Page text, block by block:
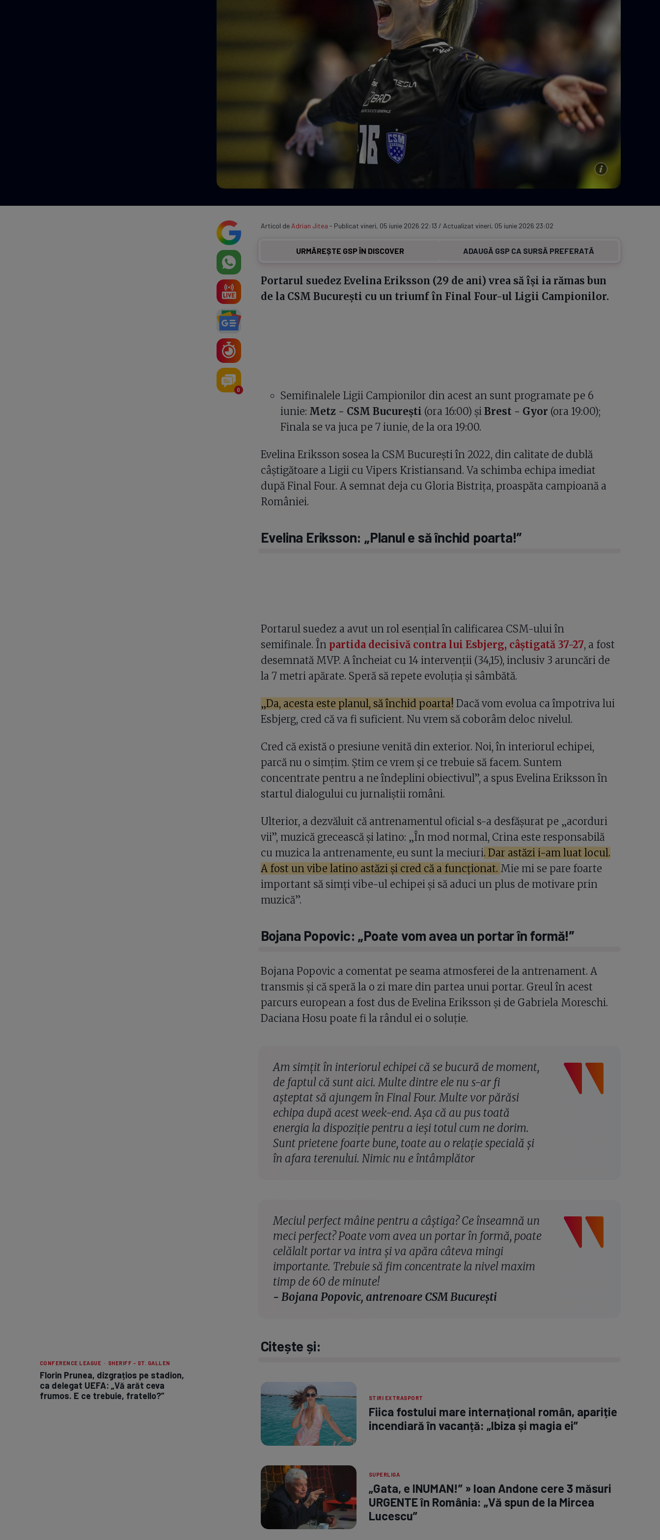
Serie A
Program TV
CONFERENCE LEAGUE · SHERIFF - ST. GALLEN
Florin Prunea, dizgrațios pe stadion,
ca delegat UEFA: „Vă arăt ceva
frumos. E ce trebuie, fratello?”
0
Articol de Adrian Jitea - Publicat vineri, 05 iunie 2026 22:13 / Actualizat vineri, 05 iunie 2026 23:02
URMĂREȘTE GSP ÎN DISCOVER ADAUGĂ GSP CA SURSĂ PREFERATĂ
Portarul suedez Evelina Eriksson (29 de ani) vrea să își ia rămas bun
de la CSM București cu un triumf în Final Four-ul Ligii Campionilor.
Semifinalele Ligii Campionilor din acest an sunt programate pe 6
iunie: Metz - CSM București (ora 16:00) și Brest - Gyor (ora 19:00);
Finala se va juca pe 7 iunie, de la ora 19:00.
Evelina Eriksson sosea la CSM București în 2022, din calitate de dublă
câștigătoare a Ligii cu Vipers Kristiansand. Va schimba echipa imediat
după Final Four. A semnat deja cu Gloria Bistrița, proaspăta campioană a
României.
Evelina Eriksson: „Planul e să închid poarta!”
Portarul suedez a avut un rol esențial în calificarea CSM-ului în
semifinale. În partida decisivă contra lui Esbjerg, câștigată 37-27, a fost
desemnată MVP. A încheiat cu 14 intervenții (34,15), inclusiv 3 aruncări de
la 7 metri apărate. Speră să repete evoluția și sâmbătă.
„Da, acesta este planul, să închid poarta! Dacă vom evolua ca împotriva lui
Esbjerg, cred că va fi suficient. Nu vrem să coborâm deloc nivelul.
Cred că există o presiune venită din exterior. Noi, în interiorul echipei,
parcă nu o simțim. Știm ce vrem și ce trebuie să facem. Suntem
concentrate pentru a ne îndeplini obiectivul”, a spus Evelina Eriksson în
startul dialogului cu jurnaliștii români.
Ulterior, a dezvăluit că antrenamentul oficial s-a desfășurat pe „acorduri
vii”, muzică grecească și latino: „În mod normal, Crina este responsabilă
cu muzica la antrenamente, eu sunt la meciuri. Dar astăzi i-am luat locul.
A fost un vibe latino astăzi și cred că a funcționat. Mie mi se pare foarte
important să simți vibe-ul echipei și să aduci un plus de motivare prin
muzică”.
Bojana Popovic: „Poate vom avea un portar în formă!”
Bojana Popovic a comentat pe seama atmosferei de la antrenament. A
transmis și că speră la o zi mare din partea unui portar. Greul în acest
parcurs european a fost dus de Evelina Eriksson și de Gabriela Moreschi.
Daciana Hosu poate fi la rândul ei o soluție.
Am simțit în interiorul echipei că se bucură de moment,
de faptul că sunt aici. Multe dintre ele nu s-ar fi
așteptat să ajungem în Final Four. Multe vor părăsi
echipa după acest week-end. Așa că au pus toată
energia la dispoziție pentru a ieși totul cum ne dorim.
Sunt prietene foarte bune, toate au o relație specială și
în afara terenului. Nimic nu e întâmplător
Meciul perfect mâine pentru a câștiga? Ce înseamnă un
meci perfect? Poate vom avea un portar în formă, poate
celălalt portar va intra și va apăra câteva mingi
importante. Trebuie să fim concentrate la nivel maxim
timp de 60 de minute!
- Bojana Popovic, antrenoare CSM București
Citește și:
STIRI EXTRASPORT
Fiica fostului mare internațional român, apariție
incendiară în vacanță: „Ibiza și magia ei”
SUPERLIGA
„Gata, e INUMAN!” » Ioan Andone cere 3 măsuri
URGENTE în România: „Vă spun de la Mircea
Lucescu”